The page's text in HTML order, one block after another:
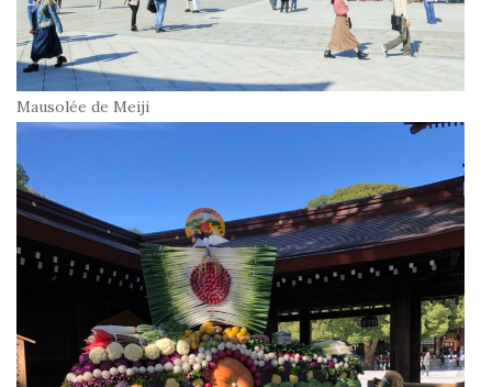
Mausolée de Meiji